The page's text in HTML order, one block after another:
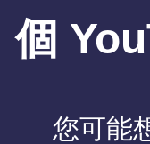
個
您可能